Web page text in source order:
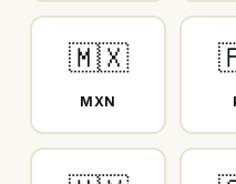
🇲🇽
MXN